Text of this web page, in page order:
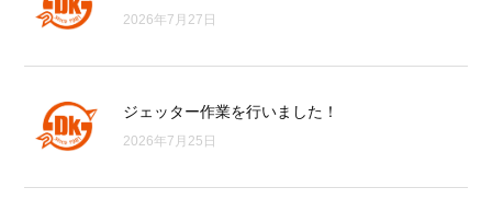
2026年7月27日
ジェッター作業を行いました！
2026年7月25日